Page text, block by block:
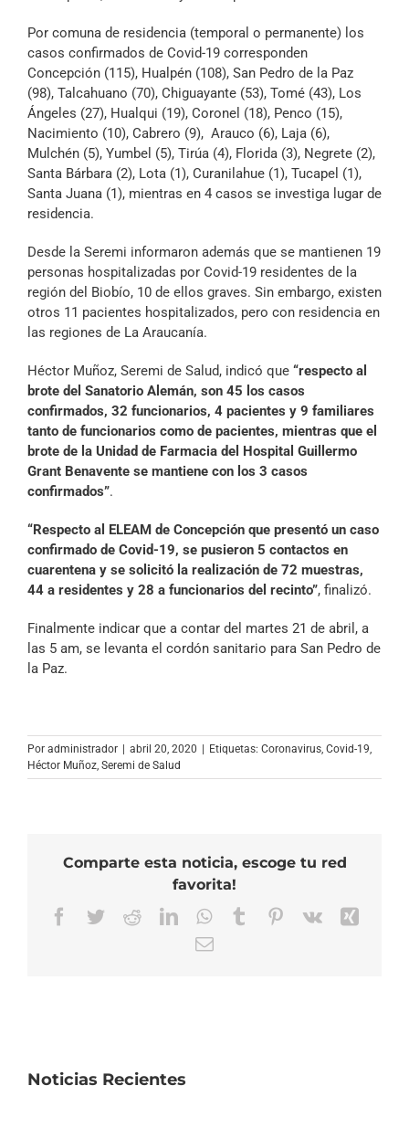
Por comuna de residencia (temporal o permanente) los
casos confirmados de Covid-19 corresponden
Concepción (115), Hualpén (108), San Pedro de la Paz
(98), Talcahuano (70), Chiguayante (53), Tomé (43), Los
Ángeles (27), Hualqui (19), Coronel (18), Penco (15),
Nacimiento (10), Cabrero (9), Arauco (6), Laja (6),
Mulchén (5), Yumbel (5), Tirúa (4), Florida (3), Negrete (2),
Santa Bárbara (2), Lota (1), Curanilahue (1), Tucapel (1),
Santa Juana (1), mientras en 4 casos se investiga lugar de
residencia.
Desde la Seremi informaron además que se mantienen 19
personas hospitalizadas por Covid-19 residentes de la
región del Biobío, 10 de ellos graves. Sin embargo, existen
otros 11 pacientes hospitalizados, pero con residencia en
las regiones de La Araucanía.
Héctor Muñoz, Seremi de Salud, indicó que “respecto al
brote del Sanatorio Alemán, son 45 los casos
confirmados, 32 funcionarios, 4 pacientes y 9 familiares
tanto de funcionarios como de pacientes, mientras que el
brote de la Unidad de Farmacia del Hospital Guillermo
Grant Benavente se mantiene con los 3 casos
confirmados”.
“Respecto al ELEAM de Concepción que presentó un caso
confirmado de Covid-19, se pusieron 5 contactos en
cuarentena y se solicitó la realización de 72 muestras,
44 a residentes y 28 a funcionarios del recinto”, finalizó.
Finalmente indicar que a contar del martes 21 de abril, a
las 5 am, se levanta el cordón sanitario para San Pedro de
la Paz.
Por administrador | abril 20, 2020 | Etiquetas: Coronavirus Covid-19
Héctor Muñoz Seremi de Salud
Comparte esta noticia, escoge tu red
favorita!
Facebook
TwitterRedditLinkedInWhatsApp
TumblrPinterest
Vk
Xing
Correo
Noticias Recientes